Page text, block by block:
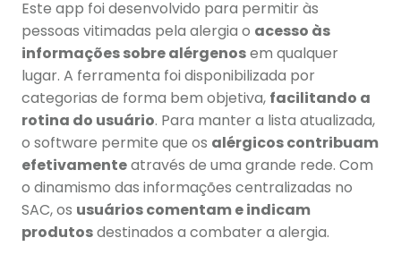
Este app foi desenvolvido para permitir às
pessoas vitimadas pela alergia o acesso às
informações sobre alérgenosem qualquer
lugar. A ferramenta foi disponibilizada por
categorias de forma bem objetiva, facilitando a
rotina do usuário. Para manter a lista atualizada,
o software permite que os alérgicos contribuam
efetivamenteatravés de uma grande rede. Com
o dinamismo das informações centralizadas no
SAC, os usuários comentam e indicam
produtosdestinados a combater a alergia.